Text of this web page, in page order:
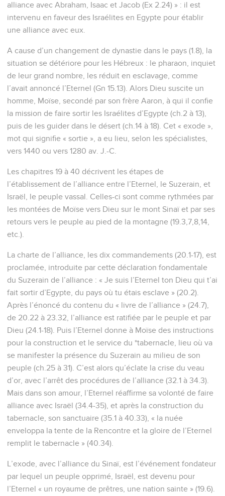
alliance avec Abraham, Isaac et Jacob (Ex 2.24) » : il est
intervenu en faveur des Israélites en Egypte pour établir
une alliance avec eux.
A cause d’un changement de dynastie dans le pays (1.8), la
situation se détériore pour les Hébreux : le pharaon, inquiet
de leur grand nombre, les réduit en esclavage, comme
l’avait annoncé l’Eternel (Gn 15.13). Alors Dieu suscite un
homme, Moïse, secondé par son frère Aaron, à qui il confie
la mission de faire sortir les Israélites d’Egypte (ch.2 à 13),
puis de les guider dans le désert (ch.14 à 18). Cet « exode »,
mot qui signifie « sortie », a eu lieu, selon les spécialistes,
vers 1440 ou vers 1280 av. J.-C.
Les chapitres 19 à 40 décrivent les étapes de
l’établissement de l’alliance entre l’Eternel, le Suzerain, et
Israël, le peuple vassal. Celles-ci sont comme rythmées par
les montées de Moïse vers Dieu sur le mont Sinaï et par ses
retours vers le peuple au pied de la montagne (19.3,7,8,14,
etc.).
La charte de l’alliance, les dix commandements (20.1-17), est
proclamée, introduite par cette déclaration fondamentale
du Suzerain de l’alliance : « Je suis l’Eternel ton Dieu qui t’ai
fait sortir d’Egypte, du pays où tu étais esclave » (20.2).
Après l’énoncé du contenu du « livre de l’alliance » (24.7),
de 20.22 à 23.32, l’alliance est ratifiée par le peuple et par
Dieu (24.1-18). Puis l’Eternel donne à Moïse des instructions
pour la construction et le service du *tabernacle, lieu où va
se manifester la présence du Suzerain au milieu de son
peuple (ch.25 à 31). C’est alors qu’éclate la crise du veau
d’or, avec l’arrêt des procédures de l’alliance (32.1 à 34.3).
Mais dans son amour, l’Eternel réaffirme sa volonté de faire
alliance avec Israël (34.4-35), et après la construction du
tabernacle, son sanctuaire (35.1 à 40.33), « la nuée
enveloppa la tente de la Rencontre et la gloire de l’Eternel
remplit le tabernacle » (40.34).
L’exode, avec l’alliance du Sinaï, est l’événement fondateur
par lequel un peuple opprimé, Israël, est devenu pour
l’Eternel « un royaume de prêtres, une nation sainte » (19.6).